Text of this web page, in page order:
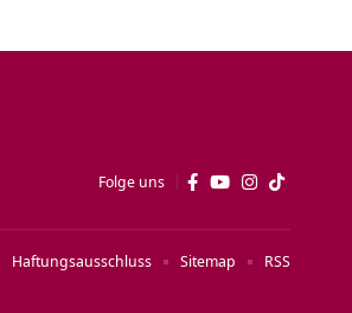
Folge uns
Haftungsausschluss Sitemap RSS